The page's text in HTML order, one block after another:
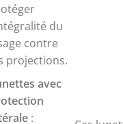
du
contre
projections.
avec
: